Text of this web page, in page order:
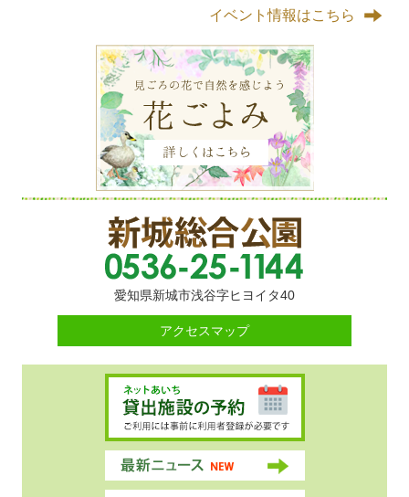
イベント情報はこちら
愛知県新城市浅谷字ヒヨイタ40
アクセスマップ